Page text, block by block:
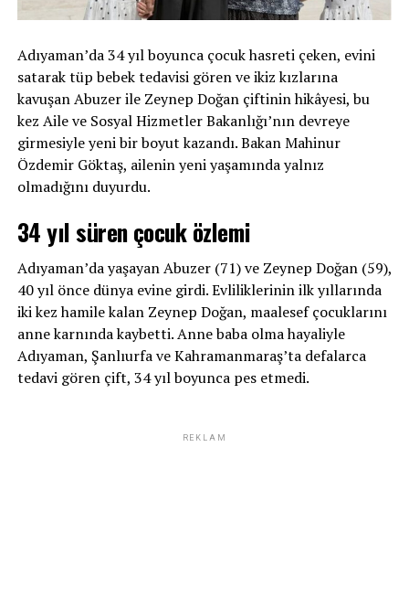
Adıyaman’da 34 yıl boyunca çocuk hasreti çeken, evini
satarak tüp bebek tedavisi gören ve ikiz kızlarına
kavuşan Abuzer ile Zeynep Doğan çiftinin hikâyesi, bu
kez Aile ve Sosyal Hizmetler Bakanlığı’nın devreye
girmesiyle yeni bir boyut kazandı. Bakan Mahinur
Özdemir Göktaş, ailenin yeni yaşamında yalnız
olmadığını duyurdu.
34 yıl süren çocuk özlemi
Adıyaman’da yaşayan Abuzer (71) ve Zeynep Doğan (59),
40 yıl önce dünya evine girdi. Evliliklerinin ilk yıllarında
iki kez hamile kalan Zeynep Doğan, maalesef çocuklarını
anne karnında kaybetti. Anne baba olma hayaliyle
Adıyaman, Şanlıurfa ve Kahramanmaraş’ta defalarca
tedavi gören çift, 34 yıl boyunca pes etmedi.
REKLAM